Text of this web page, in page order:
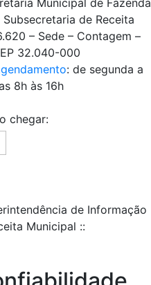
Municipal de Fazenda
de Receita
– Sede – Contagem –
32.040-000
: de segunda a
8h às 16h
chegar:
de Informação
Municipal ::